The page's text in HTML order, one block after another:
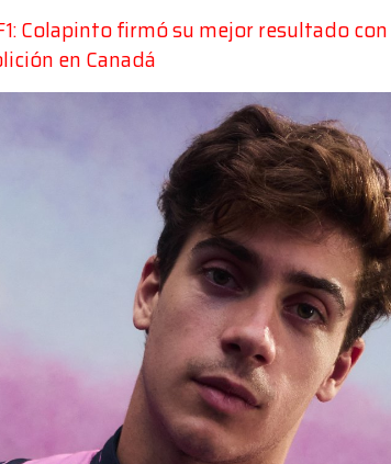
Colapinto firmó su mejor resultado
en Canadá